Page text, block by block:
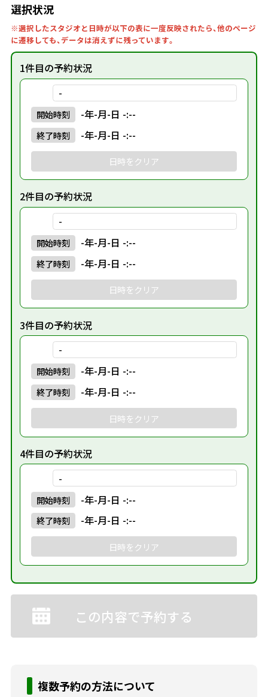
選択状況
※選択したスタジオと日時が以下の表に一度反映されたら、他のページ
に遷移しても、データは消えずに残っています。
1件目の予約状況
-
開始時刻 -年-月-日 -:--
終了時刻 -年-月-日 -:--
日時をクリア
2件目の予約状況
-
開始時刻 -年-月-日 -:--
終了時刻 -年-月-日 -:--
日時をクリア
3件目の予約状況
-
開始時刻 -年-月-日 -:--
終了時刻 -年-月-日 -:--
日時をクリア
4件目の予約状況
-
開始時刻 -年-月-日 -:--
終了時刻 -年-月-日 -:--
日時をクリア
この内容で予約する
複数予約の方法について